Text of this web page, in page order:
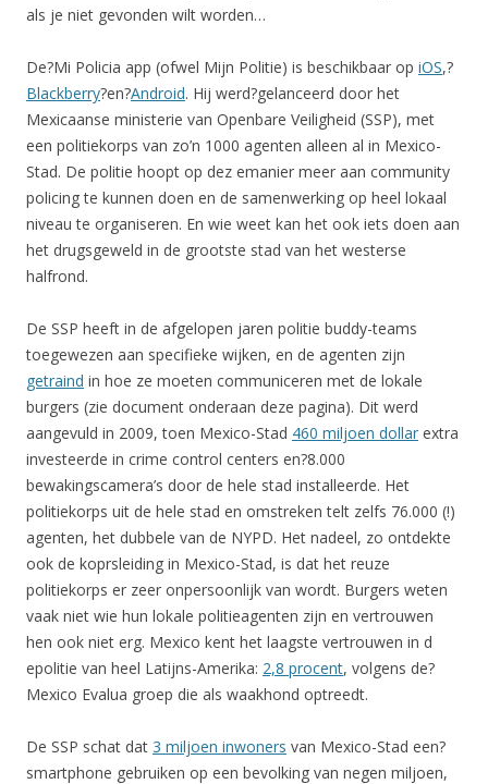
als je niet gevonden wilt worden…
De?Mi Policia app (ofwel Mijn Politie) is beschikbaar op iOS,?
Blackberry?en?Android. Hij werd?gelanceerd door het
Mexicaanse ministerie van Openbare Veiligheid (SSP), met
een politiekorps van zo’n 1000 agenten alleen al in Mexico-
Stad. De politie hoopt op dez emanier meer aan community
policing te kunnen doen en de samenwerking op heel lokaal
niveau te organiseren. En wie weet kan het ook iets doen aan
het drugsgeweld in de grootste stad van het westerse
halfrond.
De SSP heeft in de afgelopen jaren politie buddy-teams
toegewezen aan specifieke wijken, en de agenten zijn
getraind in hoe ze moeten communiceren met de lokale
burgers (zie document onderaan deze pagina). Dit werd
aangevuld in 2009, toen Mexico-Stad 460 miljoen dollar extra
investeerde in crime control centers en?8.000
bewakingscamera’s door de hele stad installeerde. Het
politiekorps uit de hele stad en omstreken telt zelfs 76.000 (!)
agenten, het dubbele van de NYPD. Het nadeel, zo ontdekte
ook de koprsleiding in Mexico-Stad, is dat het reuze
politiekorps er zeer onpersoonlijk van wordt. Burgers weten
vaak niet wie hun lokale politieagenten zijn en vertrouwen
hen ook niet erg. Mexico kent het laagste vertrouwen in d
epolitie van heel Latijns-Amerika: 2,8 procent, volgens de?
Mexico Evalua groep die als waakhond optreedt.
De SSP schat dat 3 miljoen inwoners van Mexico-Stad een?
smartphone gebruiken op een bevolking van negen miljoen,